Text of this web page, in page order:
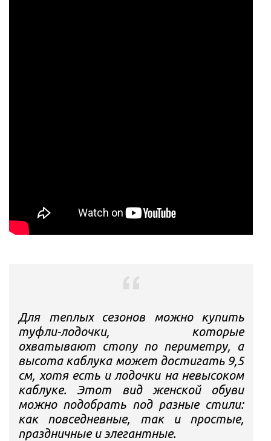
Для теплых сезонов можно купить
туфли-лодочки, которые
охватывают стопу по периметру, а
высота каблука может достигать 9,5
см, хотя есть и лодочки на невысоком
каблуке. Этот вид женской обуви
можно подобрать под разные стили:
как повседневные, так и простые,
праздничные и элегантные.